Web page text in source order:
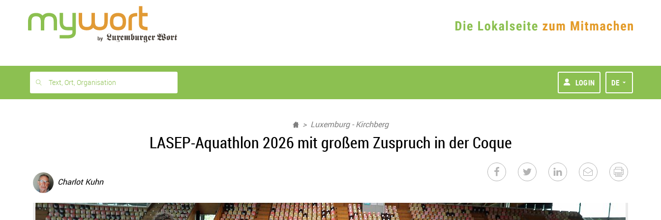
month
free
Text, Ort, Organisation LOGIN DE
Luxemburg - Kirchberg
LASEP-Aquathlon 2026 mit großem Zuspruch in der Coque
Charlot Kuhn